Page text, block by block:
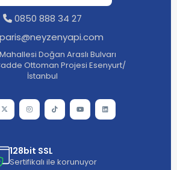
0850 888 34 27
Doğan Araslı Bulvarı
Ottoman Projesi Esenyurt/
İstanbul
128bit SSL
Sertifikalı ile korunuyor